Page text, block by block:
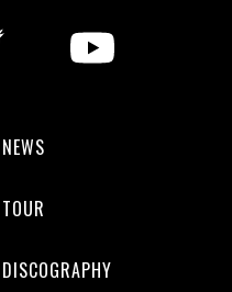
NEWS
TOUR
DISCOGRAPHY